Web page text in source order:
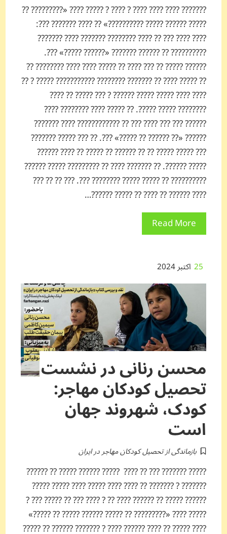
??????? ???? ???? ???? ? ???? ? ????? ???? «????????? ??
????? ?????? ????? ??????????» ?? ???? ??????? ???:
???? ???? ??? ?? ???? ???????? ??????? ???? ???????
?????????? ?? ?????? ??????? «?????? ?????» ???.
?????? ????? ?? ??? ???? ?? ????? ???? ???? ???????? ??
?? ????? ???? ?? ??????? ???????? ??????????? ????? ? ??
???? ???? ????? ????? ?????? ? ??? ????? ?? ????
???????? ????? ?????. ?? ????? ???? ???????? ????
?????? ??? ??? ???? ??? ?? ???????????? ???? ???????
?????? «?? ?????? ?? ?????» ???. ?? ??? ????? ???????
??? ????? ????? ?? ?? ?????? ?? ????? ?? ???? ??????
????? ??????. ?? ??????? ???? ?? ????????? ????? ??????
?????????? ?? ????? ????? ???????? ???. ??? ?? ?? ???
???? ?????? ?? ???? ?? ????? ??????…
Read More
25 اکتبر 2024
محسن رنانی در نشست
تحصیل کودکان مهاجر:
کودک، شهروند جهان
است
بازماندگی از تحصیل کودکان مهاجر در ایران
????? ??????? ??? ?? ???? ????? ?????? ????? ?? ??????
??????? ? ??????? ?? ???? ???? ????? ???? ????? ?????
?????? ????? ?? ?????? ???? ?? ? ???? ??? ?? ????? ??? ?
????? ???? «????????? ?? ????? ?????? ????? ?? ?????»
???? ????? ?? ???? ?????? ???? ? ??????? ?????? ?? ?????